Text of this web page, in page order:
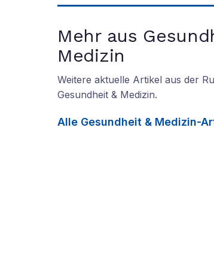
Mehr aus
Medizin
Weitere aktuelle Artikel aus der
Gesundheit & Medizin.
Alle Gesundheit & Medizin-